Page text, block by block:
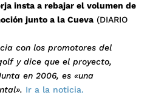
insta a rebajar el volumen de
junto a la Cueva(DIARIO
con los promotores del
y dice que el proyecto,
en 2006, es «una
Ir a la noticia.